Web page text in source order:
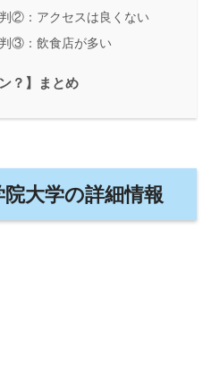
②：アクセスは良くない
③：飲食店が多い
？】まとめ
院大学の詳細情報